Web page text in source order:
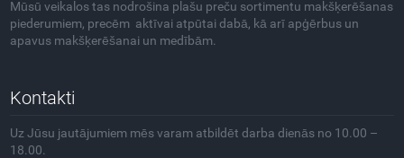
Mūsū veikalos tas nodrošina plašu preču sortimentu makšķerēšanas
piederumiem, precēm aktīvai atpūtai dabā, kā arī apģērbus un
apavus makšķerēšanai un medībām.
Kontakti
Uz Jūsu jautājumiem mēs varam atbildēt darba dienās no 10.00 –
18.00.